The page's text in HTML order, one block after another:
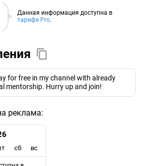
Данная информация доступна в
тарифе Pro.
07.08.2026
EURO
for free in my channel with already
mentorship. Hurry up and join!
реклама:
сб вс